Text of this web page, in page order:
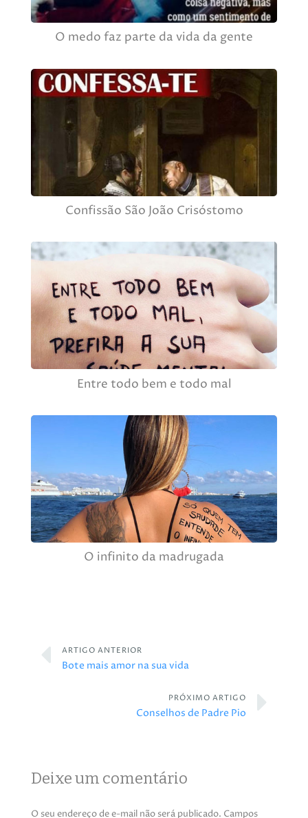
O medo faz parte da vida da gente
Confissão São João Crisóstomo
Entre todo bem e todo mal
O infinito da madrugada
ARTIGO ANTERIOR
Bote mais amor na sua vida
PRÓXIMO ARTIGO
Conselhos de Padre Pio
Deixe um comentário
O seu endereço de e-mail não será publicado. Campos